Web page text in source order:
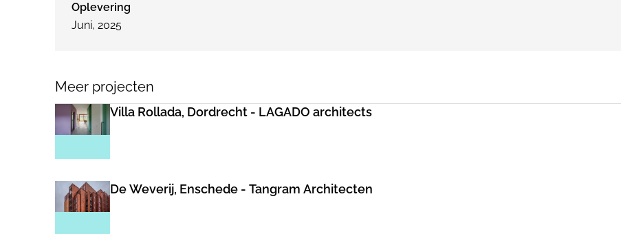
Oplevering
Juni, 2025
Meer projecten
Villa Rollada, Dordrecht - LAGADO architects
De Weverij, Enschede - Tangram Architecten